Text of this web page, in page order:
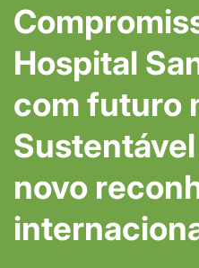
Hospital
com futuro
novo